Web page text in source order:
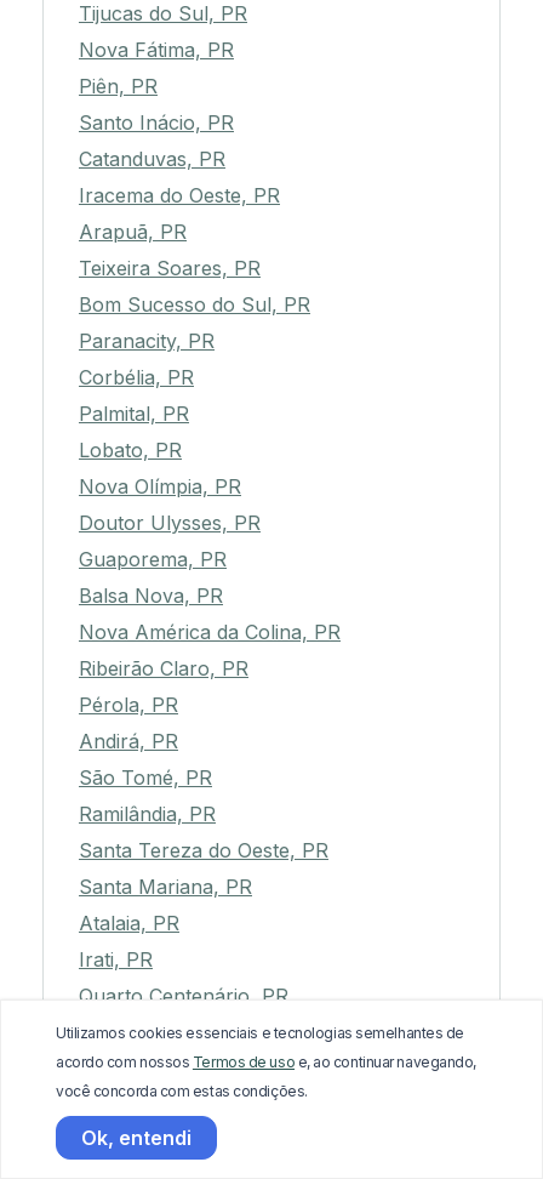
Tijucas do Sul, PR
Nova Fátima, PR
Piên, PR
Santo Inácio, PR
Catanduvas, PR
Iracema do Oeste, PR
Arapuã, PR
Teixeira Soares, PR
Bom Sucesso do Sul, PR
Paranacity, PR
Corbélia, PR
Palmital, PR
Lobato, PR
Nova Olímpia, PR
Doutor Ulysses, PR
Guaporema, PR
Balsa Nova, PR
Nova América da Colina, PR
Ribeirão Claro, PR
Pérola, PR
Andirá, PR
São Tomé, PR
Ramilândia, PR
Santa Tereza do Oeste, PR
Santa Mariana, PR
Atalaia, PR
Irati, PR
Quarto Centenário, PR
Arapoti, PR
Guamiranga, PR
Mariluz, PR
Utilizamos cookies essenciais e tecnologias semelhantes de
acordo com nossos Termos de uso e, ao continuar navegando,
você concorda com estas condições.
Ok, entendi